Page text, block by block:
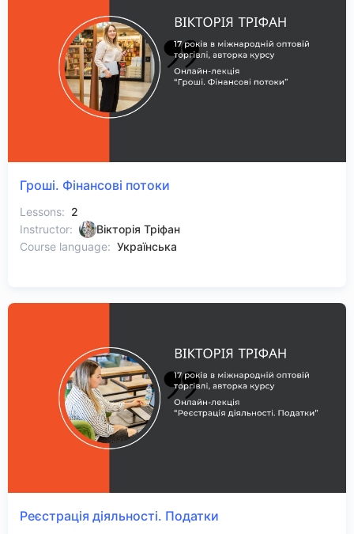
Гроші. Фінансові потоки
Lessons: 2
Instructor:
Вікторія Тріфан
Course language: Українська
Реєстрація діяльності. Податки